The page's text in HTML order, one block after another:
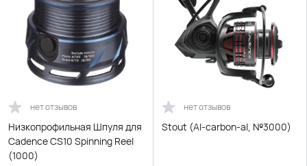
нет отзывов
Низкопрофильная Шпуля для
Cadence CS10 Spinning Reel
(1000)
нет отзывов
Stout (Al-carbon-al, №3000)